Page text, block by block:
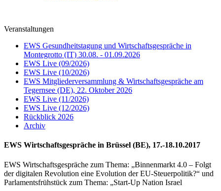
Veranstaltungen
EWS Gesundheitstagung und Wirtschaftsgespräche in
Montegrotto (IT) 30.08. - 01.09.2026
EWS Live (09/2026)
EWS Live (10/2026)
EWS Mitgliederversammlung & Wirtschaftsgespräche am
Tegernsee (DE), 22. Oktober 2026
EWS Live (11/2026)
EWS Live (12/2026)
Rückblick 2026
Archiv
EWS Wirtschaftsgespräche in Brüssel (BE), 17.-18.10.2017
EWS Wirtschaftsgespräche zum Thema: „Binnenmarkt 4.0 – Folgt
der digitalen Revolution eine Evolution der EU-Steuerpolitik?“ und
Parlamentsfrühstück zum Thema: „Start-Up Nation Israel